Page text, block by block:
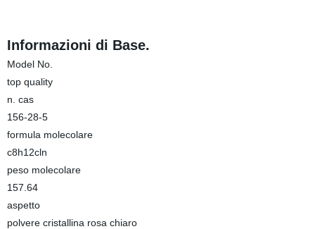
Informazioni di Base.
Model No.
top quality
n. cas
156-28-5
formula molecolare
c8h12cln
peso molecolare
157.64
aspetto
polvere cristallina rosa chiaro